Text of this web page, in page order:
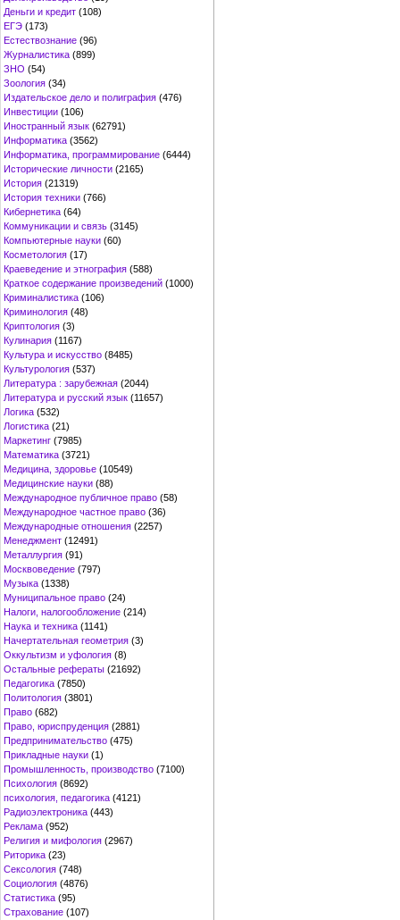
Деньги и кредит (108)
ЕГЭ (173)
Естествознание (96)
Журналистика (899)
ЗНО (54)
Зоология (34)
Издательское дело и полиграфия (476)
Инвестиции (106)
Иностранный язык (62791)
Информатика (3562)
Информатика, программирование (6444)
Исторические личности (2165)
История (21319)
История техники (766)
Кибернетика (64)
Коммуникации и связь (3145)
Компьютерные науки (60)
Косметология (17)
Краеведение и этнография (588)
Краткое содержание произведений (1000)
Криминалистика (106)
Криминология (48)
Криптология (3)
Кулинария (1167)
Культура и искусство (8485)
Культурология (537)
Литература : зарубежная (2044)
Литература и русский язык (11657)
Логика (532)
Логистика (21)
Маркетинг (7985)
Математика (3721)
Медицина, здоровье (10549)
Медицинские науки (88)
Международное публичное право (58)
Международное частное право (36)
Международные отношения (2257)
Менеджмент (12491)
Металлургия (91)
Москвоведение (797)
Музыка (1338)
Муниципальное право (24)
Налоги, налогообложение (214)
Наука и техника (1141)
Начертательная геометрия (3)
Оккультизм и уфология (8)
Остальные рефераты (21692)
Педагогика (7850)
Политология (3801)
Право (682)
Право, юриспруденция (2881)
Предпринимательство (475)
Прикладные науки (1)
Промышленность, производство (7100)
Психология (8692)
психология, педагогика (4121)
Радиоэлектроника (443)
Реклама (952)
Религия и мифология (2967)
Риторика (23)
Сексология (748)
Социология (4876)
Статистика (95)
Страхование (107)